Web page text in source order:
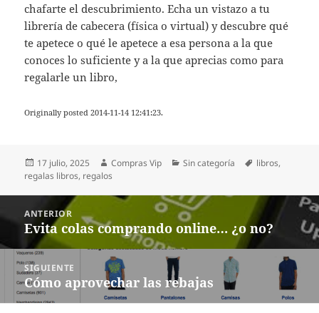
chafarte el descubrimiento. Echa un vistazo a tu
librería de cabecera (física o virtual) y descubre qué
te apetece o qué le apetece a esa persona a la que
conoces lo suficiente y a la que aprecias como para
regalarle un libro,
Originally posted 2014-11-14 12:41:23.
Publicado
el
17 julio, 2025 Autor
Compras Vip Categorías
Sin categoría Etiquetas
libros,
regalas libros, regalos
de
entradas
ANTERIOR
Entrada
anterior:
Evita colas comprando online… ¿o no?
SIGUIENTE
Entrada
siguiente:
Cómo aprovechar las rebajas